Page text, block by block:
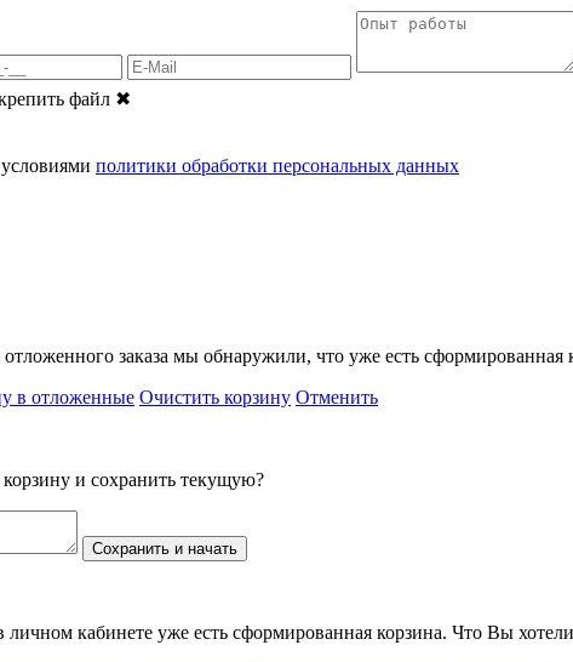
файл ✖
политики обработки персональных данных
заказа мы обнаружили, что уже есть сформированная
в отложенные Очистить корзину Отменить
и сохранить текущую?
Сохранить и начать
кабинете уже есть сформированная корзина. Что Вы